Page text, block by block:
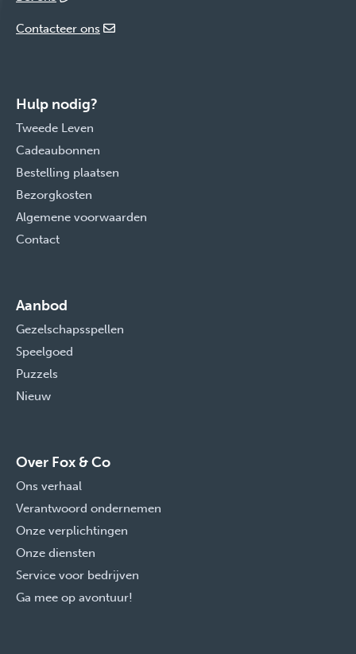
Contacteer ons
Hulp nodig?
Tweede Leven
Cadeaubonnen
Bestelling plaatsen
Bezorgkosten
Algemene voorwaarden
Contact
Aanbod
Gezelschapsspellen
Speelgoed
Puzzels
Nieuw
Over Fox & Co
Ons verhaal
Verantwoord ondernemen
Onze verplichtingen
Onze diensten
Service voor bedrijven
Ga mee op avontuur!